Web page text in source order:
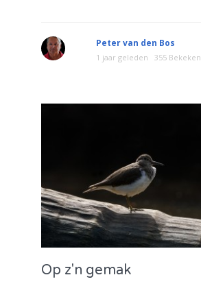
Peter van den Bos
1 jaar geleden 355 Bekeken
Op z'n gemak